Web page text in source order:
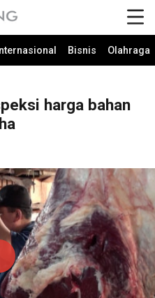
Internasional Bisnis Olahraga
harga bahan